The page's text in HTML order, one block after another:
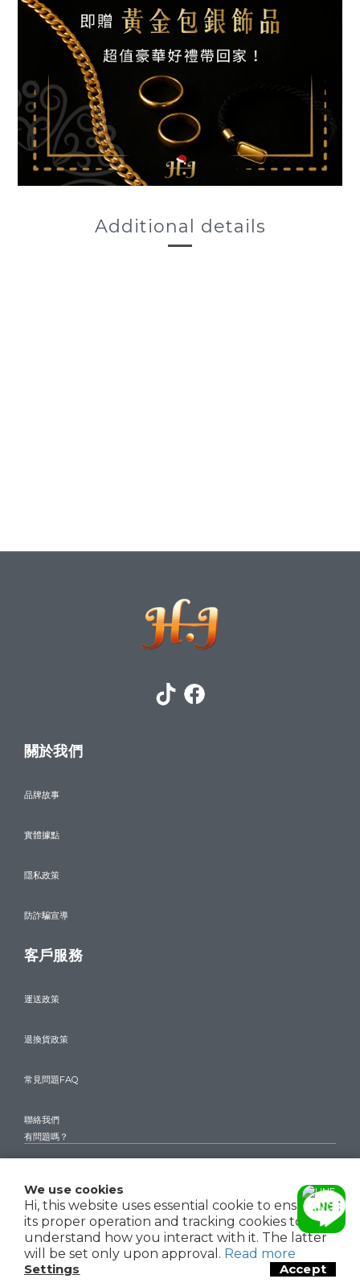
We use cookies
Hi, this website uses essential cookie to ensure
its proper operation and tracking cookies to
understand how you interact with it. The latter
will be set only upon approval. Read more
Settings
Accept
Additional details
關於我們
品牌故事
實體據點
隱私政策
防詐騙宣導
客戶服務
運送政策
退換貨政策
常見問題FAQ
聯絡我們
有問題嗎？
聯絡我們
Copyright© 2024 驊巨精品 THE WATCHES